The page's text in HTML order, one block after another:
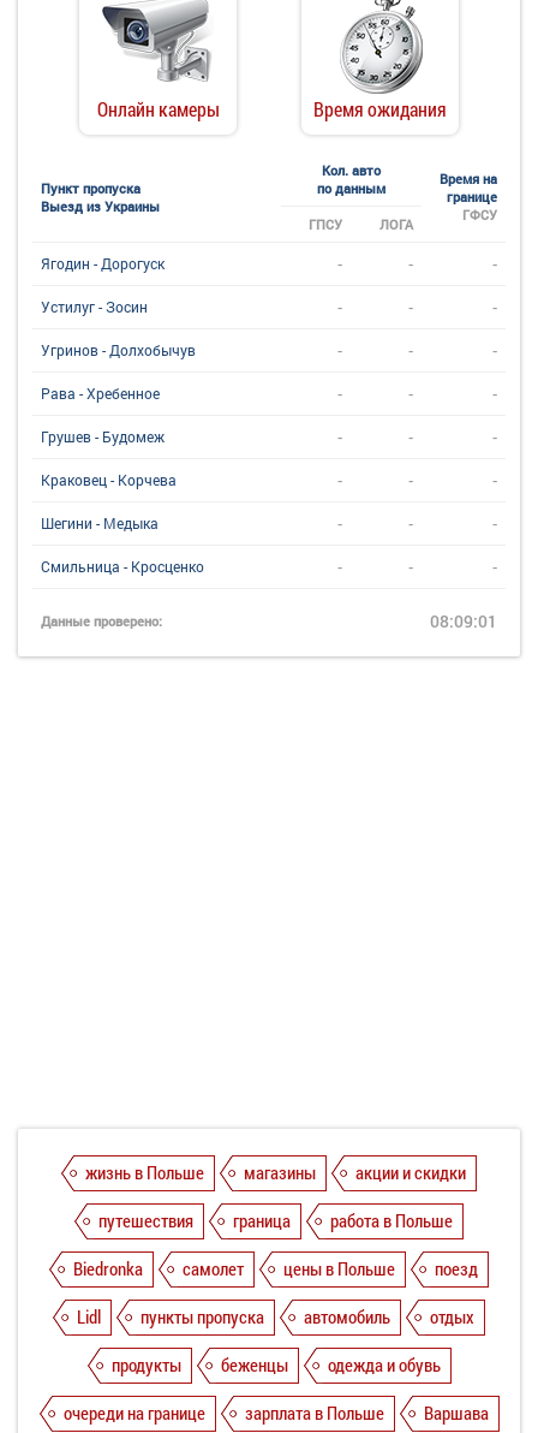
Онлайн камеры Время ожидания
Пункт пропуска
Выезд из Украины
Кол. авто
по данным
Время на
границе
ГФСУ
ГПСУ ЛОГА
Ягодин - Дорогуск - - -
Устилуг - Зосин - - -
Угринов - Долхобычув - - -
Рава - Хребенное - - -
Грушев - Будомеж - - -
Краковец - Корчева - - -
Шегини - Медыка - - -
Смильница - Кросценко - - -
Данные проверено: 08:09:01
жизнь в Польше магазины
акции и скидки
путешествия
граница
работа в Польше
Biedronka
самолет цены в Польше
поезд
Lidl
пункты пропуска автомобиль
отдых
продукты
беженцы
одежда и обувь
очереди на границе
зарплата в Польше Варшава